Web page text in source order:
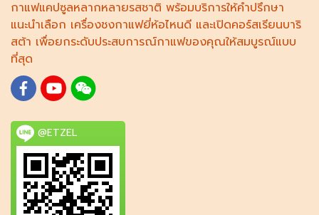
กาแฟแคปซูลหลากหลายรสชาติ พร้อมบริการให้คำปรึกษา
แนะนำเลือก เครื่องชงกาแฟยี่ห้อไหนดี และเปิดคอร์สเรียนบาริ
สต้า เพื่อยกระดับประสบการณ์กาแฟของคุณให้สมบูรณ์แบบ
ที่สุด
@ETZEL